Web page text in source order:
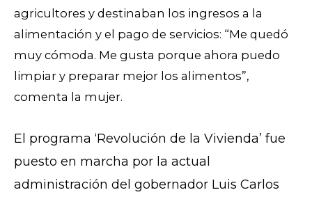
agricultores y destinaban los ingresos a la
alimentación y el pago de servicios: “Me quedó
muy cómoda. Me gusta porque ahora puedo
limpiar y preparar mejor los alimentos”,
comenta la mujer.
El programa ‘Revolución de la Vivienda’ fue
puesto en marcha por la actual
administración del gobernador Luis Carlos